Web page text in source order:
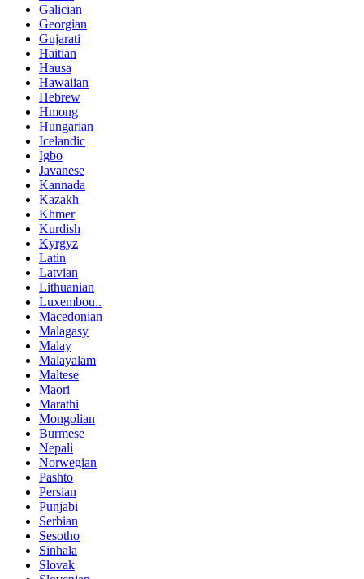
Galician
Georgian
Gujarati
Haitian
Hausa
Hawaiian
Hebrew
Hmong
Hungarian
Icelandic
Igbo
Javanese
Kannada
Kazakh
Khmer
Kurdish
Kyrgyz
Latin
Latvian
Lithuanian
Luxembou..
Macedonian
Malagasy
Malay
Malayalam
Maltese
Maori
Marathi
Mongolian
Burmese
Nepali
Norwegian
Pashto
Persian
Punjabi
Serbian
Sesotho
Sinhala
Slovak